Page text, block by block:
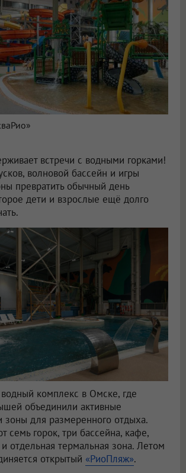
встречи с водными горками!
волновой бассейн и игры
превратить обычный день
дети и взрослые ещё долго
комплекс в Омске, где
объединили активные
зоны для размеренного отдыха.
семь горок, три бассейна, кафе,
отдельная термальная зона. Летом
открытый «РиоПляж».